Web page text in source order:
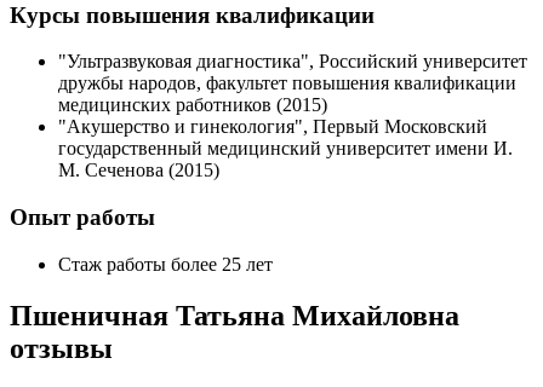
Курсы повышения квалификации
"Ультразвуковая диагностика", Российский университет
дружбы народов, факультет повышения квалификации
медицинских работников (2015)
"Акушерство и гинекология", Первый Московский
государственный медицинский университет имени И.
М. Сеченова (2015)
Опыт работы
Стаж работы более 25 лет
Пшеничная Татьяна Михайловна
отзывы